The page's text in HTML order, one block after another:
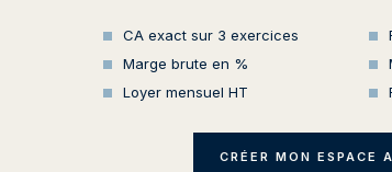
CA exact sur 3 exercices
Marge brute en %
Loyer mensuel HT
CRÉER MON ESPACE